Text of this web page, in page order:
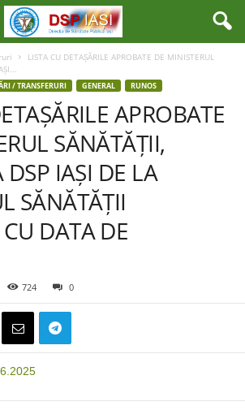
LISTA CU DETAȘĂRILE APROBATE DE MINISTERUL
/ TRANSFERURI GENERAL RUNOS
APROBATE
SĂNĂTĂȚII,
DSP IAȘI DE LA
SĂNĂTĂȚII
DATA DE
724 0